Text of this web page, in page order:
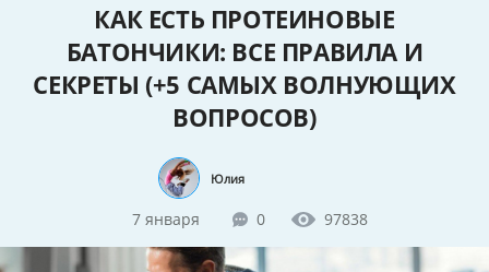
КАК ЕСТЬ ПРОТЕИНОВЫЕ
БАТОНЧИКИ: ВСЕ ПРАВИЛА И
СЕКРЕТЫ (+5 САМЫХ ВОЛНУЮЩИХ
ВОПРОСОВ)
Юлия
7 января 0 97838